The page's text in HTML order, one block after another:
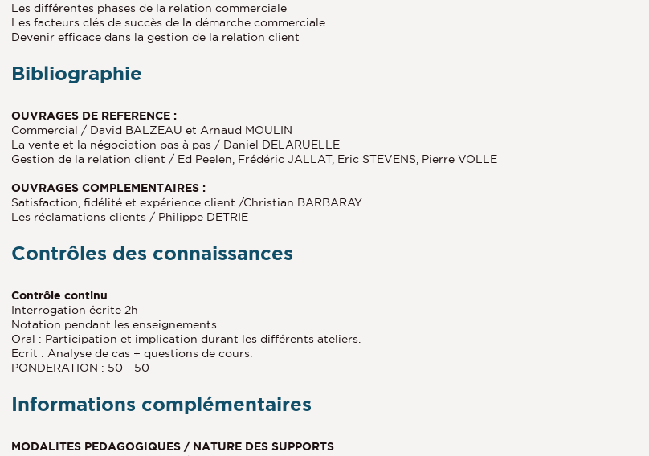
Les différentes phases de la relation commerciale
Les facteurs clés de succès de la démarche commerciale
Devenir efficace dans la gestion de la relation client
Bibliographie
OUVRAGES DE REFERENCE :
Commercial / David BALZEAU et Arnaud MOULIN
La vente et la négociation pas à pas / Daniel DELARUELLE
Gestion de la relation client / Ed Peelen, Frédéric JALLAT, Eric STEVENS, Pierre VOLLE
OUVRAGES COMPLEMENTAIRES :
Satisfaction, fidélité et expérience client /Christian BARBARAY
Les réclamations clients / Philippe DETRIE
Contrôles des connaissances
Contrôle continu
Interrogation écrite 2h
Notation pendant les enseignements
Oral : Participation et implication durant les différents ateliers.
Ecrit : Analyse de cas + questions de cours.
PONDERATION : 50 - 50
Informations complémentaires
MODALITES PEDAGOGIQUES / NATURE DES SUPPORTS